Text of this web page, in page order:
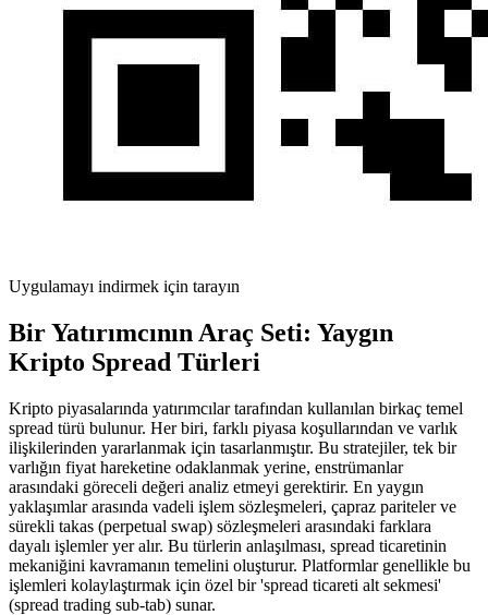
Uygulamayı indirmek için tarayın
Bir Yatırımcının Araç Seti: Yaygın
Kripto Spread Türleri
Kripto piyasalarında yatırımcılar tarafından kullanılan birkaç temel
spread türü bulunur. Her biri, farklı piyasa koşullarından ve varlık
ilişkilerinden yararlanmak için tasarlanmıştır. Bu stratejiler, tek bir
varlığın fiyat hareketine odaklanmak yerine, enstrümanlar
arasındaki göreceli değeri analiz etmeyi gerektirir. En yaygın
yaklaşımlar arasında vadeli işlem sözleşmeleri, çapraz pariteler ve
sürekli takas (perpetual swap) sözleşmeleri arasındaki farklara
dayalı işlemler yer alır. Bu türlerin anlaşılması, spread ticaretinin
mekaniğini kavramanın temelini oluşturur. Platformlar genellikle bu
işlemleri kolaylaştırmak için özel bir 'spread ticareti alt sekmesi'
(spread trading sub-tab) sunar.